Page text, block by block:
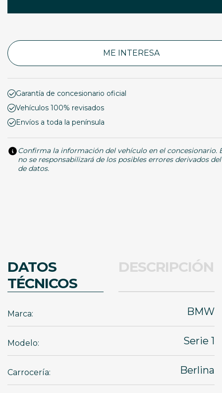
ME INTERESA
Garantía de concesionario oficial
Vehículos 100% revisados
Envíos a toda la península
Confirma la información del vehículo en el concesionario.
no se responsabilizará de los posibles errores derivados
de datos.
DATOS
TÉCNICOS
DESCRIPCIÓN
Marca: BMW
Modelo: Serie 1
Carrocería: Berlina